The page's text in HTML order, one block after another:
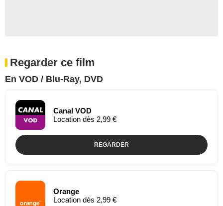
Regarder ce film
En VOD / Blu-Ray, DVD
Canal VOD
Location dès 2,99 €
REGARDER
Orange
Location dès 2,99 €